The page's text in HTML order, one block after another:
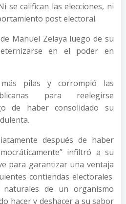
se califican las elecciones, ni
post electoral.
Manuel Zelaya luego de su
en el poder en
pilas y corrompió las
para reelegirse
de haber consolidado su
después de haber
infiltró a su
para garantizar una ventaja
contiendas electorales.
de un organismo
hacer y deshacer a su sabor